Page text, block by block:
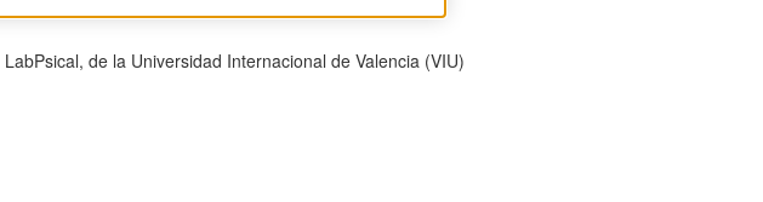
de la Universidad Internacional de Valencia (VIU)